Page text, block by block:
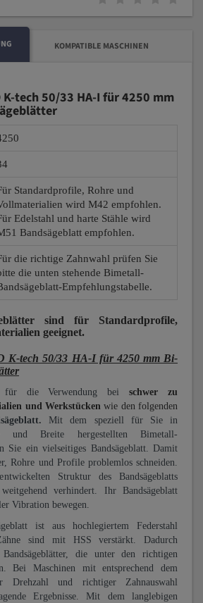
KOMPATIBLE MASCHINEN
K-tech 50/33 HA-I für 4250 mm
Standardprofile, Rohre und
wird M42 empfohlen.
Edelstahl und harte Stähle wird
Bandsägeblatt empfohlen.
die richtige Zahnwahl prüfen Sie
die unten stehende Bimetall-
Empfehlungstabelle.
sind für Standardprofile,
geeignet.
K-tech 50/33 HA-I für 4250 mm Bi-
für die Verwendung beischwer zu
und Werkstücken wie den folgenden
Mit dem speziell für Sie in
und Breite hergestellten Bimetall-
Sie ein vielseitiges Bandsägeblatt. Damit
Rohre und Profile problemlos schneiden.
Struktur des Bandsägeblatts
verhindert. Ihr Bandsägeblatt
Vibration bewegen.
ist aus hochlegiertem Federstahl
sind mit HSS verstärkt. Dadurch
Bandsägeblätter, die unter den richtigen
Bei Maschinen mit entsprechend dem
Drehzahl und richtiger Zahnauswahl
Ergebnisse. Mit dem langlebigen